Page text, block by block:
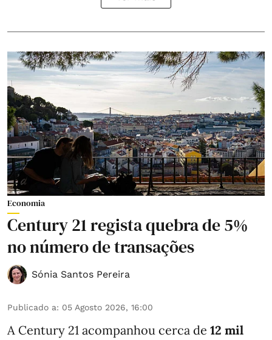
Economia
Century 21 regista quebra de 5%
no número de transações
Sónia Santos Pereira
Publicado a: 05 Agosto 2026, 16:00
A Century 21 acompanhou cerca de 12 mil